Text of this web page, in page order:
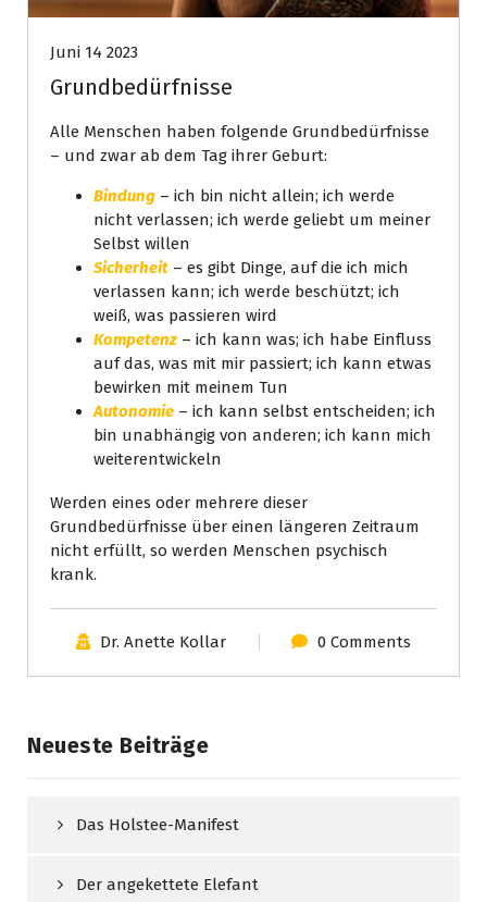
Juni 14 2023
Grundbedürfnisse
Alle Menschen haben folgende Grundbedürfnisse
– und zwar ab dem Tag ihrer Geburt:
Bindung – ich bin nicht allein; ich werde
nicht verlassen; ich werde geliebt um meiner
Selbst willen
Sicherheit – es gibt Dinge, auf die ich mich
verlassen kann; ich werde beschützt; ich
weiß, was passieren wird
Kompetenz – ich kann was; ich habe Einfluss
auf das, was mit mir passiert; ich kann etwas
bewirken mit meinem Tun
Autonomie – ich kann selbst entscheiden; ich
bin unabhängig von anderen; ich kann mich
weiterentwickeln
Werden eines oder mehrere dieser
Grundbedürfnisse über einen längeren Zeitraum
nicht erfüllt, so werden Menschen psychisch
krank.
Dr. Anette Kollar 0 Comments
Neueste Beiträge
Das Holstee-Manifest
Der angekettete Elefant